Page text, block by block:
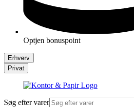
Optjen bonuspoint
Erhverv
Privat
Søg efter varer